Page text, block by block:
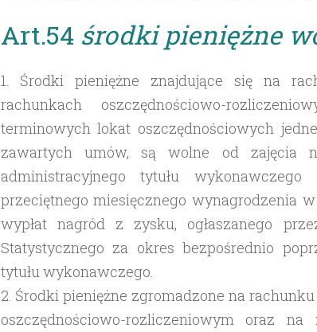
Art.54 środki pieniężne
1. Środki pieniężne znajdujące się na
rachunkach oszczędnościowo-
terminowych lokat oszczędnościowych
zawartych umów, są wolne od zajęcia
administracyjnego tytułu
przeciętnego miesięcznego wynagrodzenia
wypłat nagród z zysku, ogłaszanego
Statystycznego za okres bezpośrednio
tytułu wykonawczego.
2. Środki pieniężne zgromadzone na
oszczędnościowo-rozliczeniowym oraz